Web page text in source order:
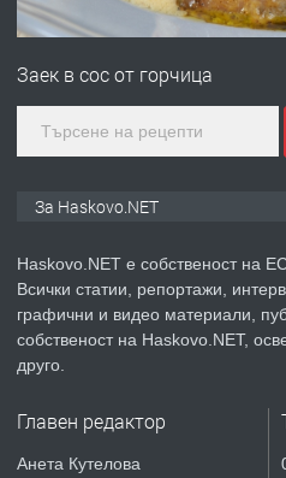
ПРЕДЛАГА
Продавам
асфалт
ПРЕДЛАГА
№4119
Заек в сос от горчица
За Haskovo.NET
Haskovo.NET е собственост
Всички статии, репортажи,
графични и видео материали,
собственост на Haskovo.NET,
друго.
Главен редактор
Анета Кутелова